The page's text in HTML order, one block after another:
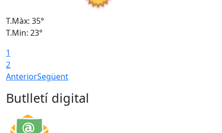
T.Màx: 35°
T.Min: 23°
1
2
AnteriorSegüent
Butlletí digital